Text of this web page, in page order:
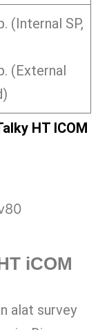
(Internal SP,
(External
HT ICOM
iCOM
alat survey